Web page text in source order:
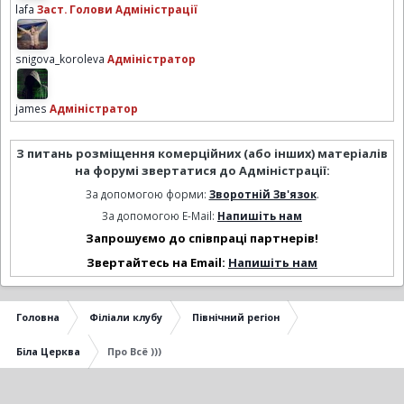
lafa Заст. Голови Адміністрації
snigova_koroleva Адміністратор
james Адміністратор
З питань розміщення комерційних (або інших) матеріалів
на форумі звертатися до Адміністрації:
За допомогою форми: Зворотній Зв'язок.
За допомогою E-Mail: Напишіть нам
Запрошуємо до співпраці партнерів!
Звертайтесь на Email: Напишіть нам
Головна Філіали клубу Північний регіон
Біла Церква Про Всё )))